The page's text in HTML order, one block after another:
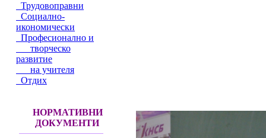
Трудовоправни
Социално-
икономически
Професионално и
творческо
развитие
на учителя
Отдих
НОРМАТИВНИ
ДОКУМЕНТИ